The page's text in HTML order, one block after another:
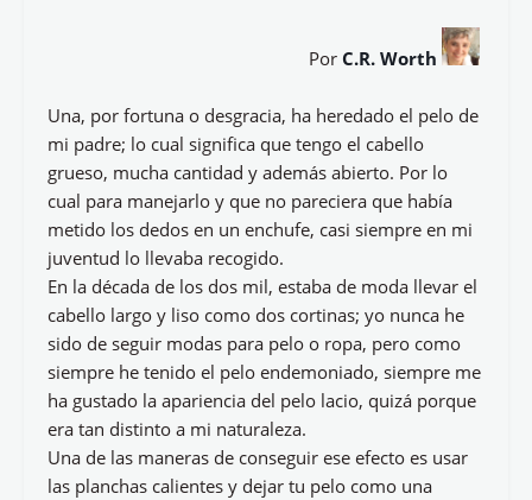
Por C.R. Worth
Una, por fortuna o desgracia, ha heredado el pelo de
mi padre; lo cual significa que tengo el cabello
grueso, mucha cantidad y además abierto. Por lo
cual para manejarlo y que no pareciera que había
metido los dedos en un enchufe, casi siempre en mi
juventud lo llevaba recogido.
En la década de los dos mil, estaba de moda llevar el
cabello largo y liso como dos cortinas; yo nunca he
sido de seguir modas para pelo o ropa, pero como
siempre he tenido el pelo endemoniado, siempre me
ha gustado la apariencia del pelo lacio, quizá porque
era tan distinto a mi naturaleza.
Una de las maneras de conseguir ese efecto es usar
las planchas calientes y dejar tu pelo como una